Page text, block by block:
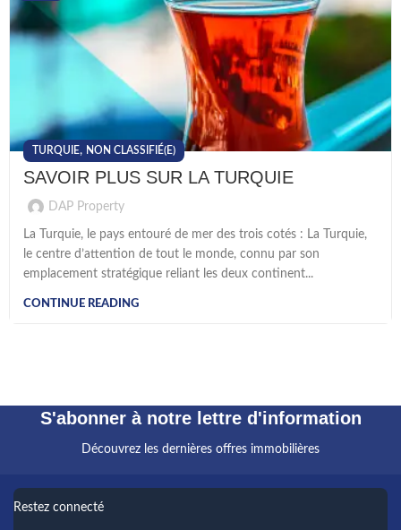
TURQUIE, NON CLASSIFIÉ(E)
SAVOIR PLUS SUR LA TURQUIE
DAP Property
La Turquie, le pays entouré de mer des trois cotés : La Turquie,
le centre d’attention de tout le monde, connu par son
emplacement stratégique reliant les deux continent...
CONTINUE READING
S'abonner à notre lettre d'information
Découvrez les dernières offres immobilières
Restez connecté